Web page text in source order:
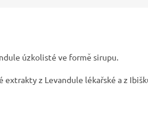
úzkolisté ve formě sirupu.
z Levandule lékařské a z